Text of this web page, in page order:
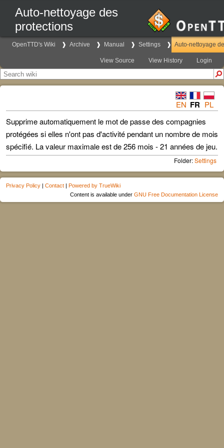
Auto-nettoyage des
protections
OpenTTD's Wiki Archive Manual Settings Auto-nettoyage
View Source View History Login
EN FR PL
Supprime automatiquement le mot de passe des compagnies
protégées si elles n'ont pas d'activité pendant un nombre de mois
spécifié. La valeur maximale est de 256 mois - 21 années de jeu.
Folder:Settings
Privacy Policy | Contact | Powered by TrueWiki
Content is available under GNU Free Documentation License